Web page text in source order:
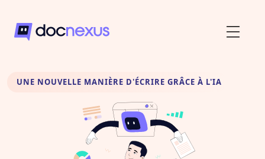
UNE NOUVELLE MANIÈRE D'ÉCRIRE GRÂCE À L'IA